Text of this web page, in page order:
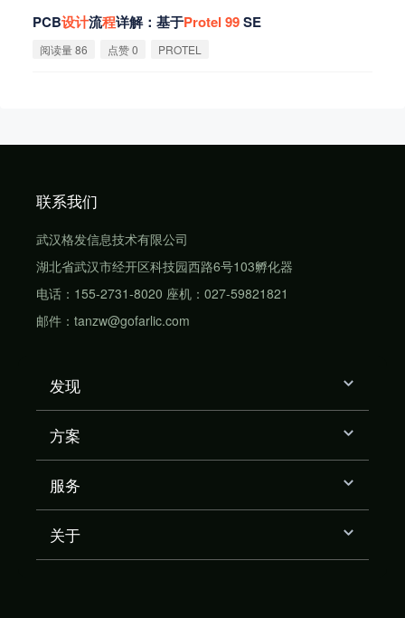
PCB设计流程详解：基于Protel 99SE
阅读量 86 点赞 0 PROTEL
联系我们
武汉格发信息技术有限公司
湖北省武汉市经开区科技园西路6号103孵化器
电话：155-2731-8020 座机：027-59821821
邮件：tanzw@gofarlic.com
发现
方案
服务
关于